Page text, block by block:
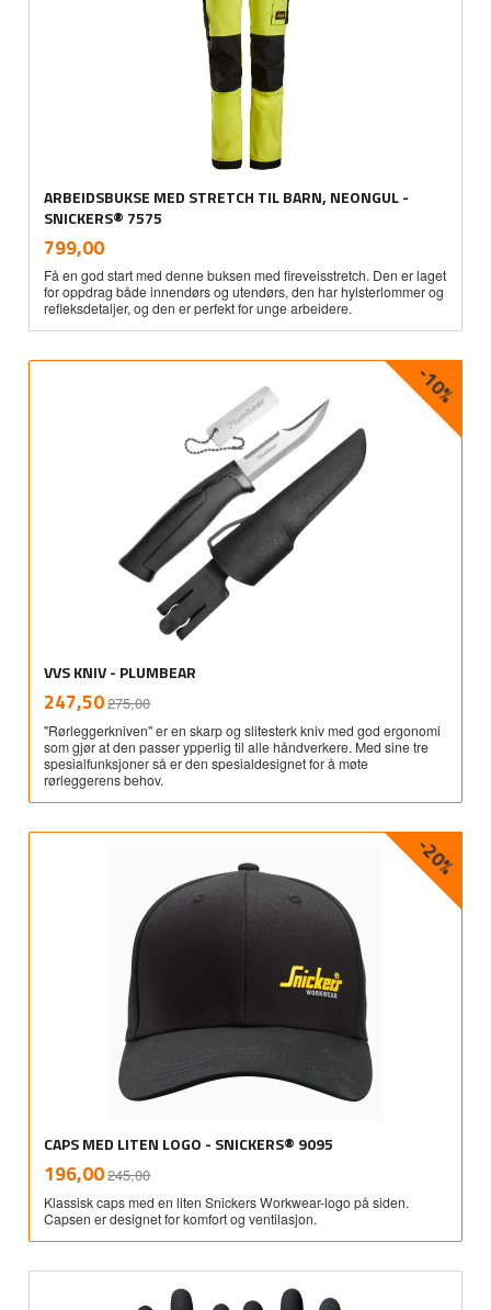
ARBEIDSBUKSE MED STRETCH TIL BARN, NEONGUL -
SNICKERS® 7575
Pris
799,00mva.
Få en god start med denne buksen med fireveisstretch. Den er laget
for oppdrag både innendørs og utendørs, den har hylsterlommer og
refleksdetaljer, og den er perfekt for unge arbeidere.
VVS KNIV - PLUMBEAR
Tilbud
247,50275,00
-10%
mva.
"Rørleggerkniven" er en skarp og slitesterk kniv med god ergonomi
som gjør at den passer ypperlig til alle håndverkere. Med sine tre
spesialfunksjoner så er den spesialdesignet for å møte
rørleggerens behov.
CAPS MED LITEN LOGO - SNICKERS® 9095
Tilbud
196,00245,00
-20%
mva.
Klassisk caps med en liten Snickers Workwear-logo på siden.
Capsen er designet for komfort og ventilasjon.